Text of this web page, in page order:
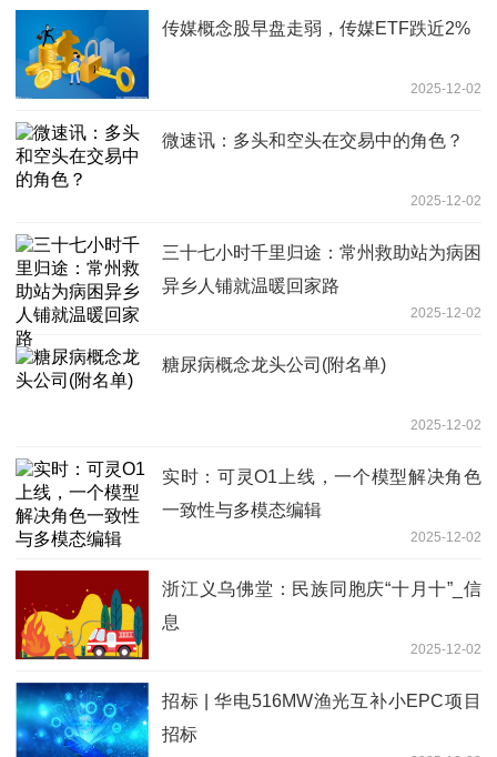
传媒概念股早盘走弱，传媒ETF跌近2%
2025-12-02
微速讯：多头和空头在交易中的角色？
2025-12-02
三十七小时千里归途：常州救助站为病困
异乡人铺就温暖回家路
2025-12-02
糖尿病概念龙头公司(附名单)
2025-12-02
实时：可灵O1上线，一个模型解决角色
一致性与多模态编辑
2025-12-02
浙江义乌佛堂：民族同胞庆“十月十”_信
息
2025-12-02
招标 | 华电516MW渔光互补小EPC项目
招标